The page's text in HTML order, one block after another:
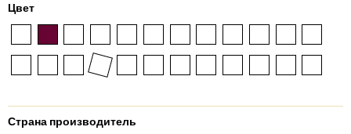
Цвет
Страна производитель